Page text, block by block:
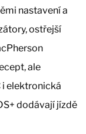
nastavení a
ostřejší
ale
i elektronická
dodávají jízdě